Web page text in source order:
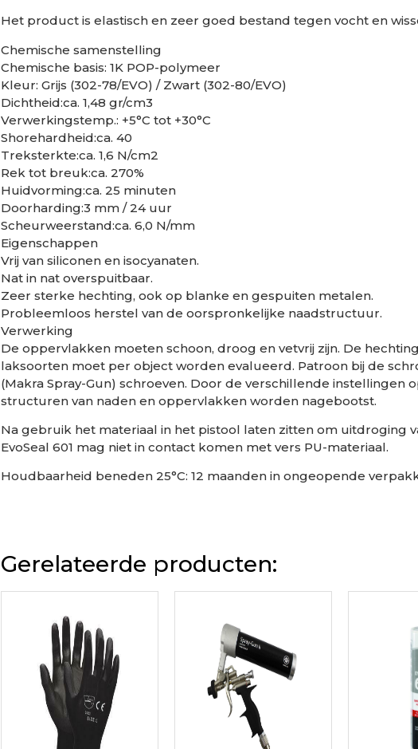
Het product is elastisch en zeer goed bestand tegen vocht en
Chemische samenstelling
Chemische basis: 1K POP-polymeer
Kleur: Grijs (302-78/EVO) / Zwart (302-80/EVO)
Dichtheid:ca. 1,48 gr/cm3
Verwerkingstemp.: +5°C tot +30°C
Shorehardheid:ca. 40
Treksterkte:ca. 1,6 N/cm2
Rek tot breuk:ca. 270%
Huidvorming:ca. 25 minuten
Doorharding:3 mm / 24 uur
Scheurweerstand:ca. 6,0 N/mm
Eigenschappen
Vrij van siliconen en isocyanaten.
Nat in nat overspuitbaar.
Zeer sterke hechting, ook op blanke en gespuiten metalen.
Probleemloos herstel van de oorspronkelijke naadstructuur.
Verwerking
De oppervlakken moeten schoon, droog en vetvrij zijn. De
laksoorten moet per object worden evalueerd. Patroon bij de
(Makra Spray-Gun) schroeven. Door de verschillende instellingen
structuren van naden en oppervlakken worden nagebootst.
Na gebruik het materiaal in het pistool laten zitten om uitdroging
EvoSeal 601 mag niet in contact komen met vers PU-materiaal.
Houdbaarheid beneden 25°C: 12 maanden in ongeopende
Gerelateerde producten: